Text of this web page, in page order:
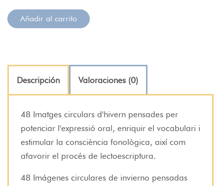
Añadir al carrito
Descripción Valoraciones (0)
48 Imatges circulars d'hivern pensades per
potenciar l'expressió oral, enriquir el vocabulari i
estimular la consciència fonològica, així com
afavorir el procés de lectoescriptura.
48 Imágenes circulares de invierno pensadas